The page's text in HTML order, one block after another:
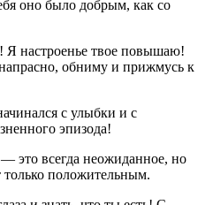
оно было добрым, как со
Я настроенье твое повышаю!
обниму и прижмусь к
с улыбки и с
эпизода!
это всегда неожиданное, но
только положительным.